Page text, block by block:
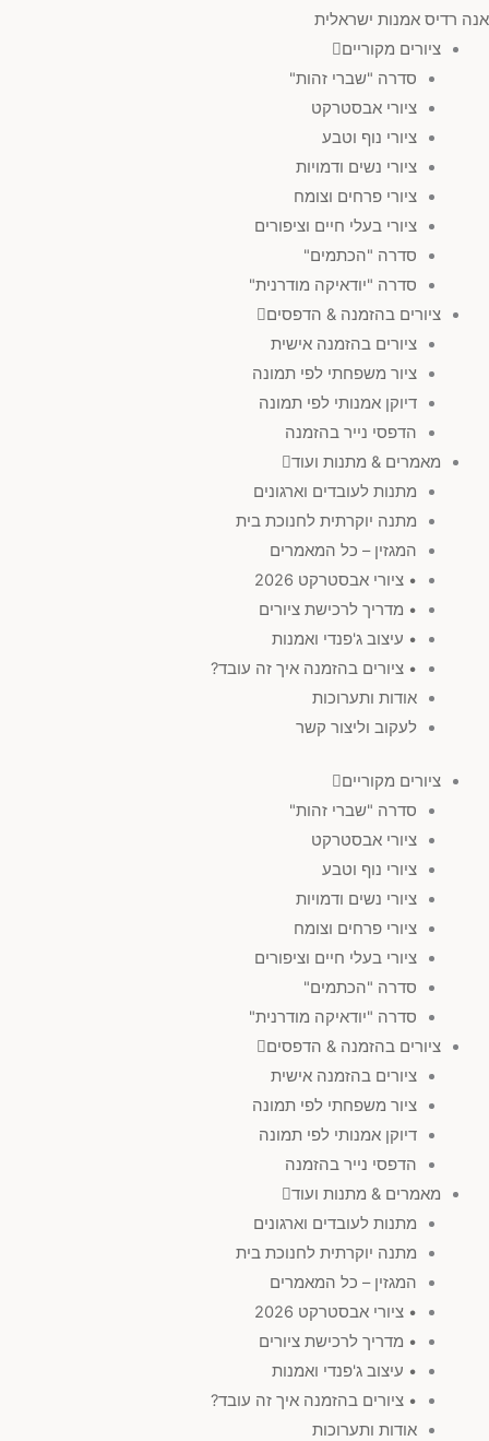
אנה רדיס אמנות ישראלית
ציורים מקוריים
סדרה "שברי זהות"
ציורי אבסטרקט
ציורי נוף וטבע
ציורי נשים ודמויות
ציורי פרחים וצומח
ציורי בעלי חיים וציפורים
סדרה "הכתמים"
סדרה "יודאיקה מודרנית"
ציורים בהזמנה & הדפסים
ציורים בהזמנה אישית
ציור משפחתי לפי תמונה
דיוקן אמנותי לפי תמונה
הדפסי נייר בהזמנה
מאמרים & מתנות ועוד
מתנות לעובדים וארגונים
מתנה יוקרתית לחנוכת בית
המגזין – כל המאמרים
• ציורי אבסטרקט 2026
• מדריך לרכישת ציורים
• עיצוב ג'פנדי ואמנות
• ציורים בהזמנה איך זה עובד?
אודות ותערוכות
לעקוב וליצור קשר
ציורים מקוריים
סדרה "שברי זהות"
ציורי אבסטרקט
ציורי נוף וטבע
ציורי נשים ודמויות
ציורי פרחים וצומח
ציורי בעלי חיים וציפורים
סדרה "הכתמים"
סדרה "יודאיקה מודרנית"
ציורים בהזמנה & הדפסים
ציורים בהזמנה אישית
ציור משפחתי לפי תמונה
דיוקן אמנותי לפי תמונה
הדפסי נייר בהזמנה
מאמרים & מתנות ועוד
מתנות לעובדים וארגונים
מתנה יוקרתית לחנוכת בית
המגזין – כל המאמרים
• ציורי אבסטרקט 2026
• מדריך לרכישת ציורים
• עיצוב ג'פנדי ואמנות
• ציורים בהזמנה איך זה עובד?
אודות ותערוכות